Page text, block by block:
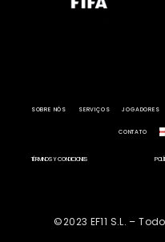
SOBRE NÓS SERVIÇOS JOGADORES
CONTATO
TÉRMINOS Y CONDICIONES
©2023 EF11 S.L. –